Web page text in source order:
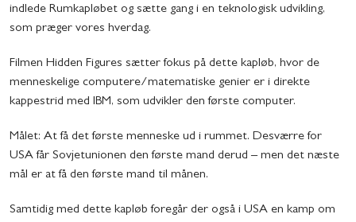
indlede Rumkapløbet og sætte gang i en teknologisk udvikling,
som præger vores hverdag.
Filmen Hidden Figures sætter fokus på dette kapløb, hvor de
menneskelige computere/matematiske genier er i direkte
kappestrid med IBM, som udvikler den første computer.
Målet: At få det første menneske ud i rummet. Desværre for
USA får Sovjetunionen den første mand derud – men det næste
mål er at få den første mand til månen.
Samtidig med dette kapløb foregår der også i USA en kamp om